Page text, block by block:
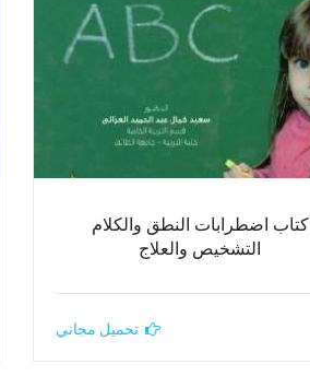
كتاب اضطرابات النطق والكلام
التشخيص والعلاج
تحميل مجاني